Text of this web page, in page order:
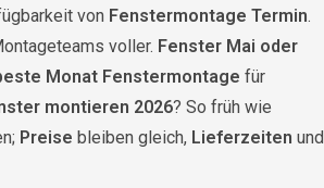
von Fenstermontage Termin.
voller. Fenster Mai oder
Monat Fenstermontage für
montieren 2026? So früh wie
Preise bleiben gleich, Lieferzeiten und